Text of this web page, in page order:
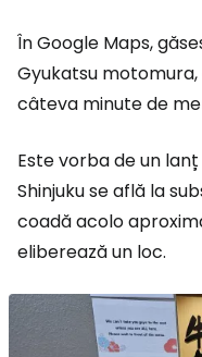
În Google Maps,
Gyukatsu
câteva minute de
Este vorba de un
Shinjuku se află la
coadă acolo
eliberează un loc.